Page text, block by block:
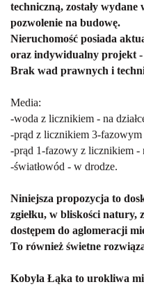
techniczną, zostały
pozwolenie na budowę.
Nieruchomość posiada
oraz indywidualny projekt
Brak wad prawnych i
Media:
-woda z licznikiem - na
-prąd z licznikiem 3-
-prąd 1-fazowy z licznikiem -
-światłowód - w drodze.
Niniejsza propozycja to
zgiełku, w bliskości natury,
dostępem do aglomeracji
To również świetne
Kobyla Łąka to urokliwa